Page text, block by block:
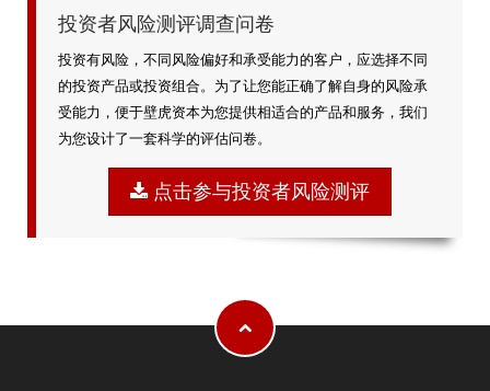
投资者风险测评调查问卷
投资有风险，不同风险偏好和承受能力的客户，应选择不同
的投资产品或投资组合。为了让您能正确了解自身的风险承
受能力，便于壁虎资本为您提供相适合的产品和服务，我们
为您设计了一套科学的评估问卷。
点击参与投资者风险测评